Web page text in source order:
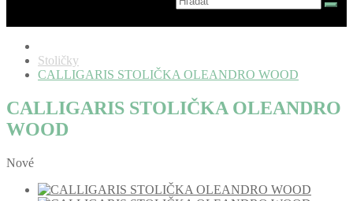
Stoličky
CALLIGARIS STOLIČKA OLEANDRO WOOD
CALLIGARIS STOLIČKA OLEANDRO
WOOD
Nové